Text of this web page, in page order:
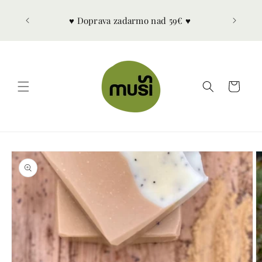
obsah
♥︎ Vitajte v Muši ♥︎
Košík
informácie
o
produkte